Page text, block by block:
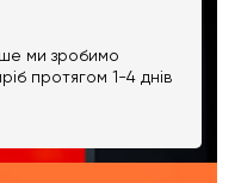
ми зробимо
протягом 1-4 днів